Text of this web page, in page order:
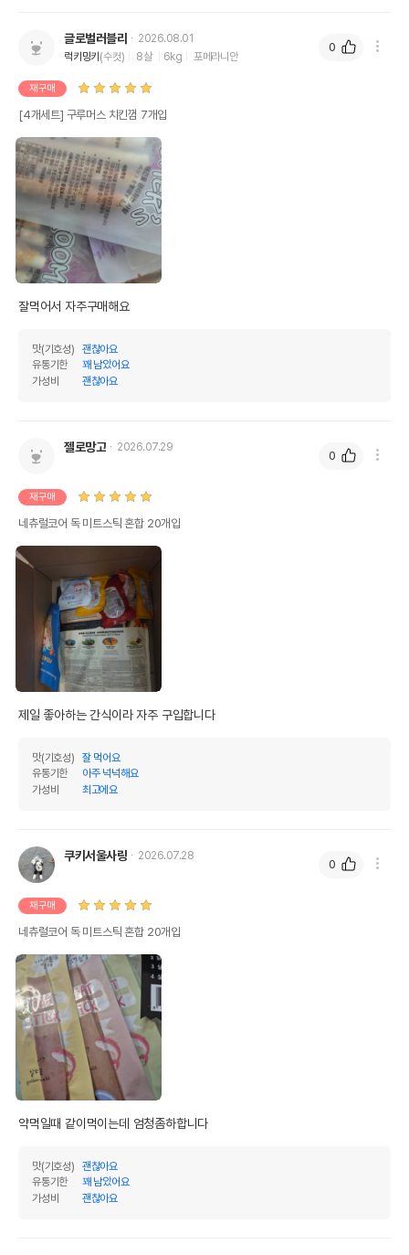
상품 필수 정보
품명 및 모델명
법에 의한 인증,허가 등을
받았음을 확인할수 있는
경우 그에 대한 사항
수입자를 함께 표기
AS책임자와 전화번호
또는 소비자상담 관련
유통기한
유통기한이 최소 2026.12.04이거나 그
글로벌러블리
2026.08.01
럭키밍키(수컷) 8살 6kg 포메라니안
재구매
[4개세트] 구루머스 치킨껌 7개입
잘먹어서 자주구매해요
맛(기호성)
괜찮아요
유통기한
꽤 남았어요
가성비
괜찮아요
0
젤로망고 2026.07.29
재구매
네츄럴코어 독 미트스틱 혼합 20개입
제일 좋아하는 간식이라 자주 구입합니다
맛(기호성)
잘 먹어요
유통기한
아주 넉넉해요
가성비
최고에요
0
쿠키서울사랑 2026.07.28
재구매
네츄럴코어 독 미트스틱 혼합 20개입
약먹일때 같이먹이는데 엄청좀하합니다
맛(기호성)
괜찮아요
유통기한
꽤 남았어요
가성비
괜찮아요
0